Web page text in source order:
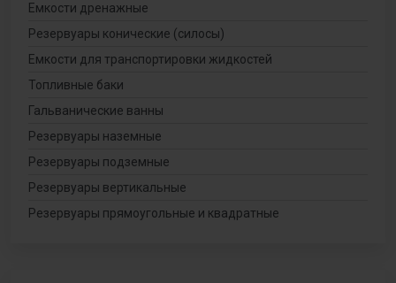
Емкости дренажные
Резервуары конические (силосы)
Емкости для транспортировки жидкостей
Топливные баки
Гальванические ванны
Резервуары наземные
Резервуары подземные
Резервуары вертикальные
Резервуары прямоугольные и квадратные